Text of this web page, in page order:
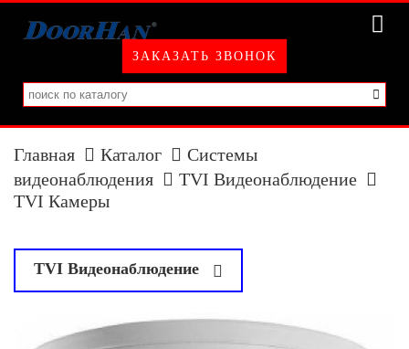
ЗАКАЗАТЬ ЗВОНОК
Главная Каталог
Системы
видеонаблюдения
TVI Видеонаблюдение
TVI Камеры
TVI Видеонаблюдение